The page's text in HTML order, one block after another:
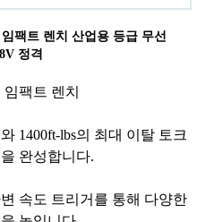
팩트 렌치 산업용 등급 무선
정격
팩트 렌치
1400ft-lbs의 최대 이탈 토크
완성합니다.
속도 트리거를 통해 다양한